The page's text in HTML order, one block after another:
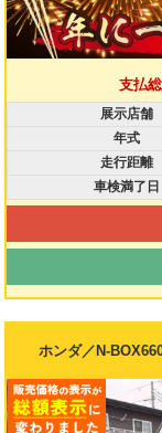
支払
展示店舗
年式
走行距離
車検満了日
ホンダ／N-